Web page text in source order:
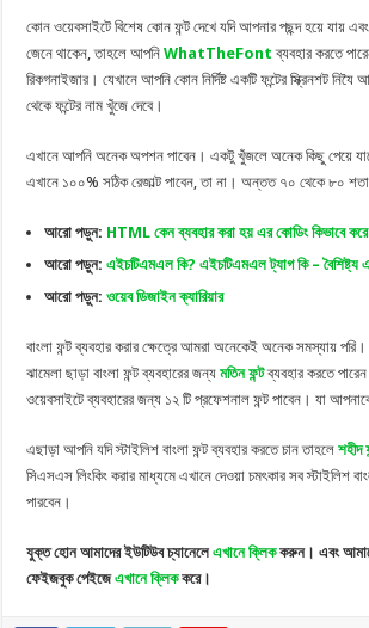
কোন ওয়েবসাইটে বিশেষ কোন ফন্ট দেখে যদি আপনার পছন্দ হয়ে যায়
জেনে থাকেন, তাহলে আপনিWhatTheFont ব্যবহার করতে
রিকগনাইজার। যেখানে আপনি কোন নির্দিষ্ট একটি ফন্টের স্ক্রিনশট
থেকে ফন্টের নাম খুঁজে দেবে।
এখানে আপনি অনেক অপশন পাবেন। একটু খুঁজলে অনেক কিছু পেয়ে
এখানে ১০০% সঠিক রেজাল্ট পাবেন, তা না। অন্তত ৭০ থেকে ৮০
আরো পড়ুন: HTML কেন ব্যবহার করা হয় এর কোডিং কিভাবে করে
আরো পড়ুন:এইচটিএমএল কি? এইচটিএমএল ট্যাগ কি – বৈশিষ্ট্য
আরো পড়ুন:ওয়েব ডিজাইন ক্যারিয়ার
বাংলা ফন্ট ব্যবহার করার ক্ষেত্রে আমরা অনেকেই অনেক সমস্যায়
ঝামেলা ছাড়া বাংলা ফন্ট ব্যবহারের জন্যমতিন ফন্টব্যবহার করতে
ওয়েবসাইটে ব্যবহারের জন্য ১২ টি প্রফেশনাল ফন্ট পাবেন। যা
এছাড়া আপনি যদি স্টাইলিশ বাংলা ফন্ট ব্যবহার করতে চান তাহলেশহীদ
সিএসএস লিংকিং করার মাধ্যমে এখানে দেওয়া চমৎকার সব স্টাইলিশ
পারবেন।
যুক্ত হোন আমাদের ইউটিউব চ্যানেলেএখানে ক্লিককরুন। এবং
ফেইজবুক পেইজেএখানে ক্লিককরে।